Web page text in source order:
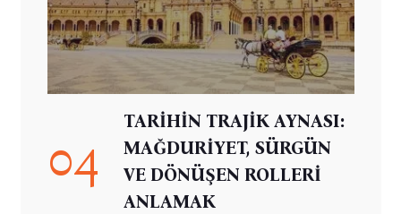
04
TARİHİN TRAJİK AYNASI:
MAĞDURİYET, SÜRGÜN
VE DÖNÜŞEN ROLLERİ
ANLAMAK